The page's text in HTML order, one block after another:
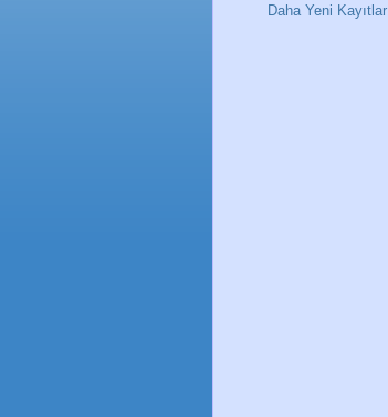
Daha Yeni Kayıtlar